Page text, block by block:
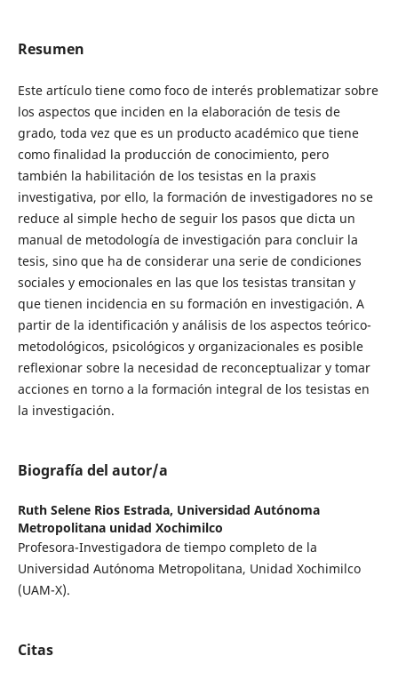
Resumen
Este artículo tiene como foco de interés problematizar sobre
los aspectos que inciden en la elaboración de tesis de
grado, toda vez que es un producto académico que tiene
como finalidad la producción de conocimiento, pero
también la habilitación de los tesistas en la praxis
investigativa, por ello, la formación de investigadores no se
reduce al simple hecho de seguir los pasos que dicta un
manual de metodología de investigación para concluir la
tesis, sino que ha de considerar una serie de condiciones
sociales y emocionales en las que los tesistas transitan y
que tienen incidencia en su formación en investigación. A
partir de la identificación y análisis de los aspectos teórico-
metodológicos, psicológicos y organizacionales es posible
reflexionar sobre la necesidad de reconceptualizar y tomar
acciones en torno a la formación integral de los tesistas en
la investigación.
Biografía del autor/a
Ruth Selene Rios Estrada, Universidad Autónoma
Metropolitana unidad Xochimilco
Profesora-Investigadora de tiempo completo de la
Universidad Autónoma Metropolitana, Unidad Xochimilco
(UAM-X).
Citas